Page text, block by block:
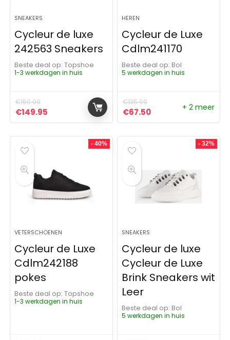
SNEAKERS
Cycleur de luxe
242563 Sneakers
Beste deal op:
Topshoe
1-3 werkdagen in huis
€150.00
Oorspronkelijke prijs was: €150.00.
€149.95 Huidige prijs is: €149.95.
HEREN
Cycleur de Luxe
Cdlm241170
Beste deal op:
Bol
5 werkdagen in huis
€135.00
Oorspronkelijke prijs was:
€67.50Huidige prijs is:
+ 2 meer
- 40%
VETERSCHOENEN
Cycleur de Luxe
Cdlm242188
pokes
Beste deal op:
Topshoe
1-3 werkdagen in huis
- 32%
SNEAKERS
Cycleur de luxe
Cycleur de Luxe
Brink Sneakers wit
Leer
Beste deal op:
Bol
5 werkdagen in huis